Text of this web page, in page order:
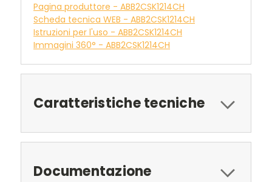
Pagina produttore - ABB2CSK1214CH
Scheda tecnica WEB - ABB2CSK1214CH
Istruzioni per l'uso - ABB2CSK1214CH
Immagini 360° - ABB2CSK1214CH
Caratteristiche tecniche
Documentazione